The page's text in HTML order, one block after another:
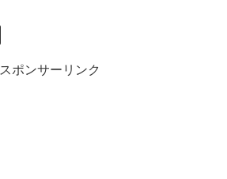
スポンサーリンク